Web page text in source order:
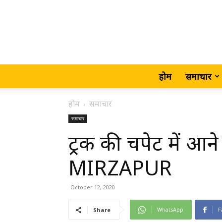
होम समाचार
होम समाचार
समाचार
ट्रक की चपेट में आने
MIRZAPUR
October 12, 2020
Share WhatsApp